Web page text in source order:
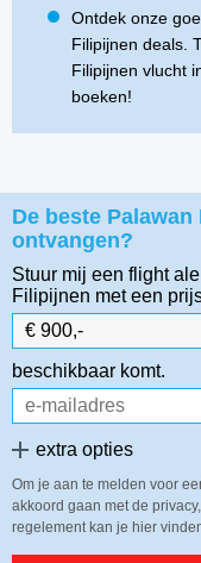
Ontdek onze
Filipijnen deals.
Filipijnen vlucht
boeken!
De beste
ontvangen?
Stuur mij een flight
Filipijnen met een
beschikbaar komt.
extra opties
Om je aan te melden voor
akkoord gaan met de
regelement kan je hier